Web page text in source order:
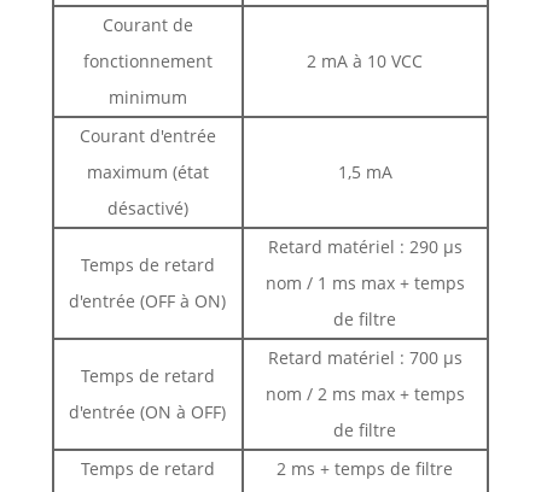
Courant de
fonctionnement
minimum
2 mA à 10 VCC
Courant d'entrée
maximum (état
désactivé)
1,5 mA
Temps de retard
d'entrée (OFF à ON)
Retard matériel : 290 µs
nom / 1 ms max + temps
de filtre
Temps de retard
d'entrée (ON à OFF)
Retard matériel : 700 µs
nom / 2 ms max + temps
de filtre
Temps de retard
2 ms + temps de filtre